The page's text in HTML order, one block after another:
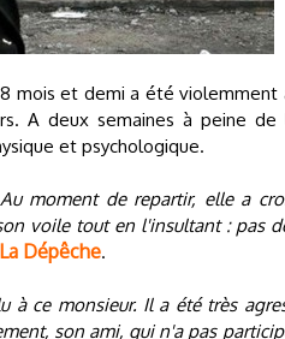
mois et demi a été violemment
A deux semaines à peine
et psychologique.
moment de repartir, elle a
voile tout en l'insultant : pas
La Dépêche.
à ce monsieur. Il a été très
son ami, qui n'a pas